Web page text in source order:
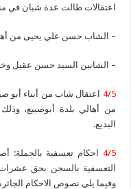
اعتقالات طالت عدة شبان في
– الشاب حسن علي يحيى من
– الشابين السيد حسن عقيل
4/5 اعتقال شاب من أبناء أبو
من أهالي بلدة أبوصيبع،
البديع.
4/5 احكام تعسفية بالجملة:
التعسفية بالسجن بحق
وفيما يلي نصوص الاحكام